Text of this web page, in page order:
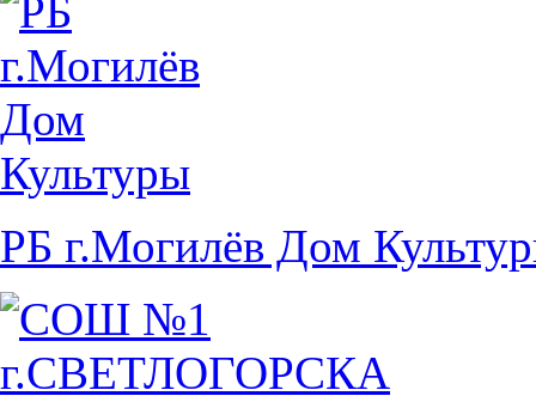
РБ г.Могилёв Дом